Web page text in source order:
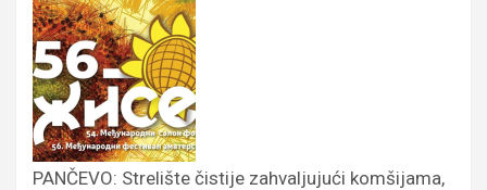
PANČEVO: Strelište čistije zahvaljujući komšijama,